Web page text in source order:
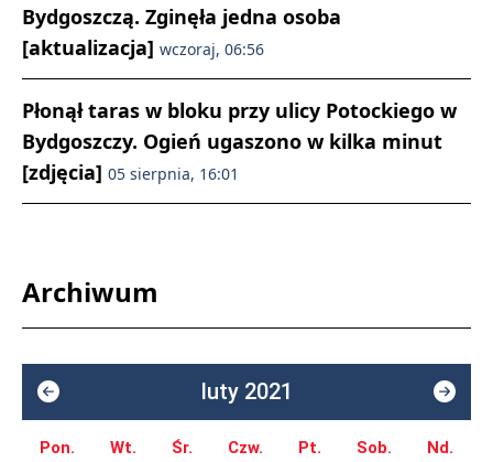
Bydgoszczą. Zginęła jedna osoba
[aktualizacja] wczoraj, 06:56
Płonął taras w bloku przy ulicy Potockiego w
Bydgoszczy. Ogień ugaszono w kilka minut
[zdjęcia] 05 sierpnia, 16:01
Archiwum
luty 2021
Pon. Wt. Śr. Czw. Pt. Sob. Nd.